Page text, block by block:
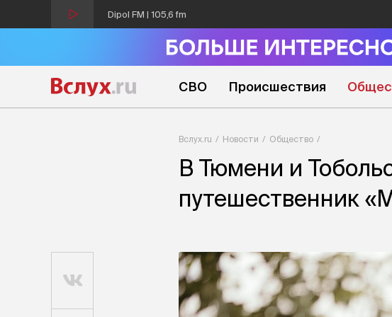
Dipol FM | 105,6 fm
СВО Происшествия
Вслух.ru Новости Общество
В Тюмени и
путешественник